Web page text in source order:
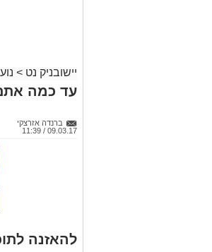
יישובניק נט >
עד כמה
ברנדה אזרצקי
09.03.17 / 11:39
להאזנה